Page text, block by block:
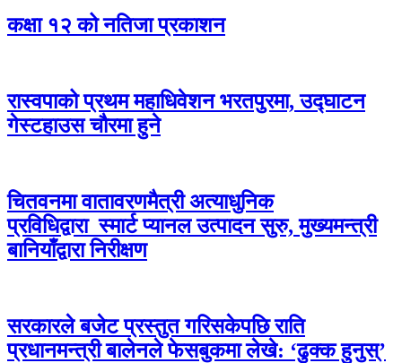
कक्षा १२ को नतिजा प्रकाशन
रास्वपाको प्रथम महाधिवेशन भरतपुरमा, उद्घाटन
गेस्टहाउस चौरमा हुने
चितवनमा वातावरणमैत्री अत्याधुनिक
प्रविधिद्वारा स्मार्ट प्यानल उत्पादन सुरु, मुख्यमन्त्री
बानियाँद्वारा निरीक्षण
सरकारले बजेट प्रस्तुत गरिसकेपछि राति
प्रधानमन्त्री बालेनले फेसबुकमा लेखे: ‘ढुक्क हुनुस्’